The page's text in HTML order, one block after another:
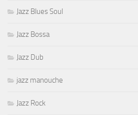
Jazz Blues Soul
Jazz Bossa
Jazz Dub
jazz manouche
Jazz Rock